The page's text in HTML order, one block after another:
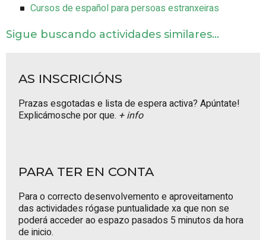
Cursos de español para persoas estranxeiras
Sigue buscando actividades similares...
AS INSCRICIÓNS
Prazas esgotadas e lista de espera activa? Apúntate!
Explicámosche por que. + info
PARA TER EN CONTA
Para o correcto desenvolvemento e aproveitamento
das actividades rógase puntualidade xa que non se
poderá acceder ao espazo pasados 5 minutos da hora
de inicio.